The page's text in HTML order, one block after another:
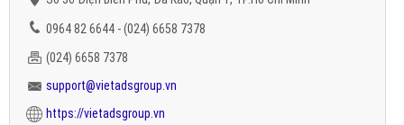
0964 82 6644 - (024) 6658 7378
(024) 6658 7378
support@vietadsgroup.vn
https://vietadsgroup.vn